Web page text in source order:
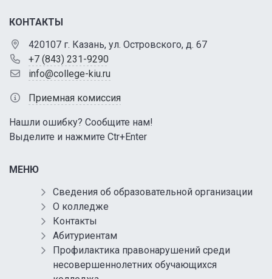
КОНТАКТЫ
420107 г. Казань, ул. Островского, д. 67
+7 (843) 231-9290
info@college-kiu.ru
Приемная комиссия
Нашли ошибку? Сообщите нам!
Выделите и нажмите Ctr+Enter
МЕНЮ
Сведения об образовательной организации
О колледже
Контакты
Абитуриентам
Профилактика правонарушений среди
несовершеннолетних обучающихся